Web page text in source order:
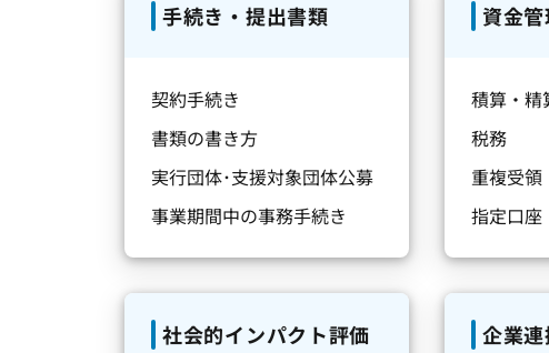
手続き・提出書類
契約手続き
書類の書き方
実行団体･支援対象団体公募
事業期間中の事務手続き
資金
積算・精
税務
重複受領
指定口座
社会的インパクト評価 企業